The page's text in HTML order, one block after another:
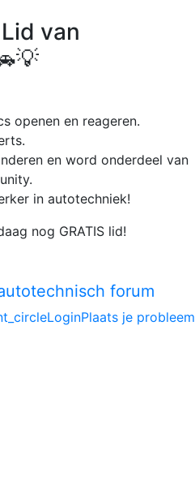
van
openen en reageren.
en word onderdeel van
in autotechniek!
nog GRATIS lid!
Plaats je probleem
Login